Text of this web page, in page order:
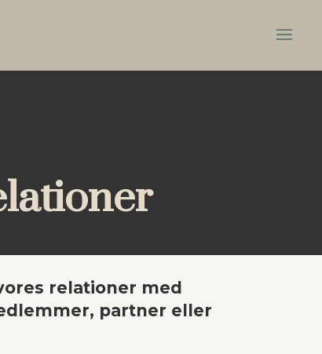
relationer med
partner eller